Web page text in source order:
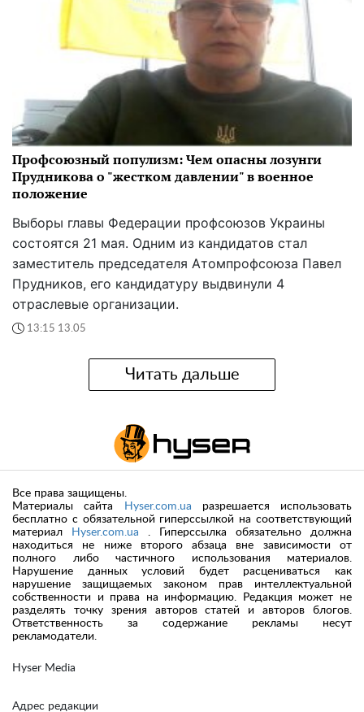
Профсоюзный популизм: Чем опасны лозунги
Прудникова о "жестком давлении" в военное
положение
Выборы главы Федерации профсоюзов Украины
состоятся 21 мая. Одним из кандидатов стал
заместитель председателя Атомпрофсоюза Павел
Прудников, его кандидатуру выдвинули 4
отраслевые организации.
13:15 13.05
Читать дальше
Hyser Media
Адрес редакции
Все права защищены.
Материалы сайта
Hyser.com.ua разрешается использовать
бесплатно с обязательной гиперссылкой на соответствующий
материал
Hyser.com.ua . Гиперссылка обязательно должна
находиться не ниже второго абзаца вне зависимости от
полного либо частичного использования материалов.
Нарушение данных условий будет расцениваться как
нарушение защищаемых законом прав интеллектуальной
собственности и права на информацию. Редакция может не
разделять точку зрения авторов статей и авторов блогов.
Ответственность за содержание рекламы несут
рекламодатели.